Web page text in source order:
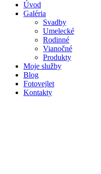
Úvod
Galéria
Svadby
Umelecké
Rodinné
Vianočné
Produkty
Moje služby
Blog
Fotovejlet
Kontakty